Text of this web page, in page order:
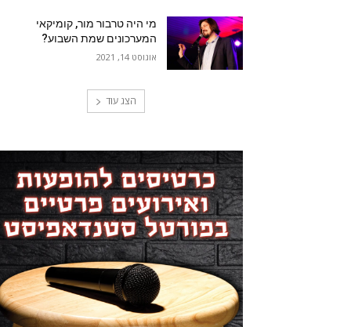
מי היה טרבור מור, קומיקאי
המערכונים שמת השבוע?
אוגוסט 14, 2021
הצג עוד